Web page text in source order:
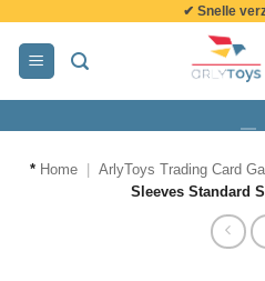
inhoud
✔ Snelle
* Home ArlyToys Trading Card
Sleeves Standard